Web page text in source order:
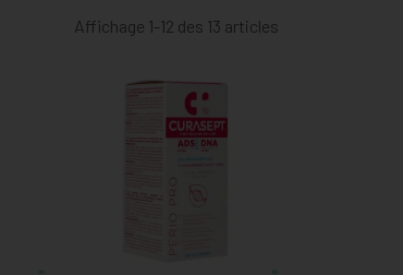
Affichage 1-12 des 13 articles